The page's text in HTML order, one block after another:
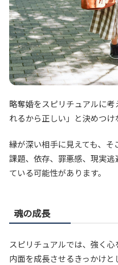
略奪婚をスピリチュアルに
れるから正しい」と決めつけ
縁が深い相手に見えても、
課題、依存、罪悪感、現実
ている可能性があります。
魂の成長
スピリチュアルでは、強く
内面を成長させるきっかけ